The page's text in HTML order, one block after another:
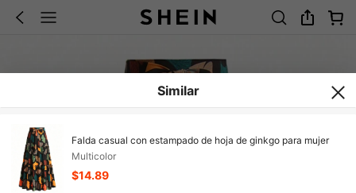
Similar
Falda casual con estampado de hoja de ginkgo para mujer
Multicolor
$14.89